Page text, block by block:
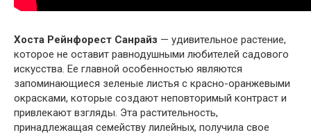
Хоста Рейнфорест Санрайз — удивительное растение,
которое не оставит равнодушными любителей садового
искусства. Ее главной особенностью являются
запоминающиеся зеленые листья с красно-оранжевыми
окрасками, которые создают неповторимый контраст и
привлекают взгляды. Эта растительность,
принадлежащая семейству лилейных, получила свое